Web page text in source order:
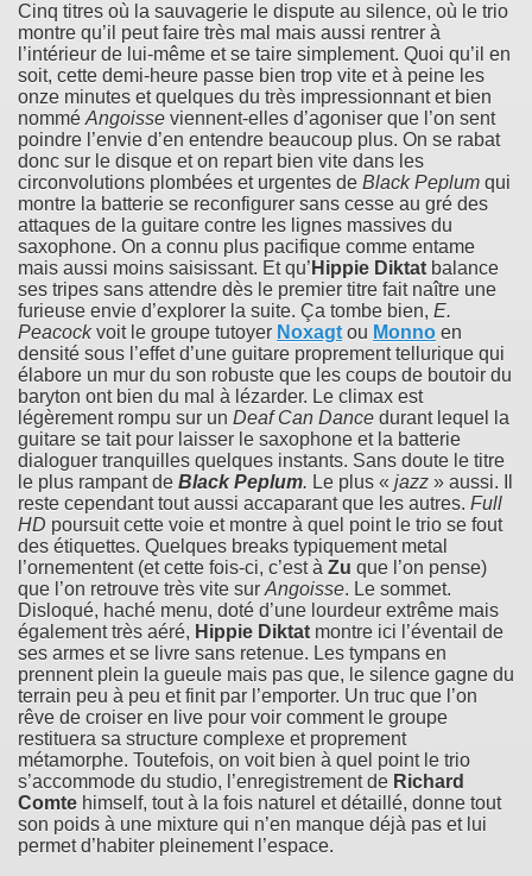
Cinq titres où la sauvagerie le dispute au silence, où le trio
montre qu’il peut faire très mal mais aussi rentrer à
l’intérieur de lui-même et se taire simplement. Quoi qu’il en
soit, cette demi-heure passe bien trop vite et à peine les
onze minutes et quelques du très impressionnant et bien
nommé Angoisse viennent-elles d’agoniser que l’on sent
poindre l’envie d’en entendre beaucoup plus. On se rabat
donc sur le disque et on repart bien vite dans les
circonvolutions plombées et urgentes de Black Peplum qui
montre la batterie se reconfigurer sans cesse au gré des
attaques de la guitare contre les lignes massives du
saxophone. On a connu plus pacifique comme entame
mais aussi moins saisissant. Et qu’ Hippie Diktat balance
ses tripes sans attendre dès le premier titre fait naître une
furieuse envie d’explorer la suite. Ça tombe bien, E.
Peacockvoit le groupe tutoyer Noxagt ou Monno en
densité sous l’effet d’une guitare proprement tellurique qui
élabore un mur du son robuste que les coups de boutoir du
baryton ont bien du mal à lézarder. Le climax est
légèrement rompu sur un Deaf Can Dance durant lequel la
guitare se tait pour laisser le saxophone et la batterie
dialoguer tranquilles quelques instants. Sans doute le titre
le plus rampant de Black Peplum. Le plus « jazz » aussi. Il
reste cependant tout aussi accaparant que les autres. Full
HD poursuit cette voie et montre à quel point le trio se fout
des étiquettes. Quelques breaks typiquement metal
l’ornementent (et cette fois-ci, c’est à Zu que l’on pense)
que l’on retrouve très vite sur Angoisse. Le sommet.
Disloqué, haché menu, doté d’une lourdeur extrême mais
également très aéré, Hippie Diktat montre ici l’éventail de
ses armes et se livre sans retenue. Les tympans en
prennent plein la gueule mais pas que, le silence gagne du
terrain peu à peu et finit par l’emporter. Un truc que l’on
rêve de croiser en live pour voir comment le groupe
restituera sa structure complexe et proprement
métamorphe. Toutefois, on voit bien à quel point le trio
s’accommode du studio, l’enregistrement de Richard
Comte himself, tout à la fois naturel et détaillé, donne tout
son poids à une mixture qui n’en manque déjà pas et lui
permet d’habiter pleinement l’espace.